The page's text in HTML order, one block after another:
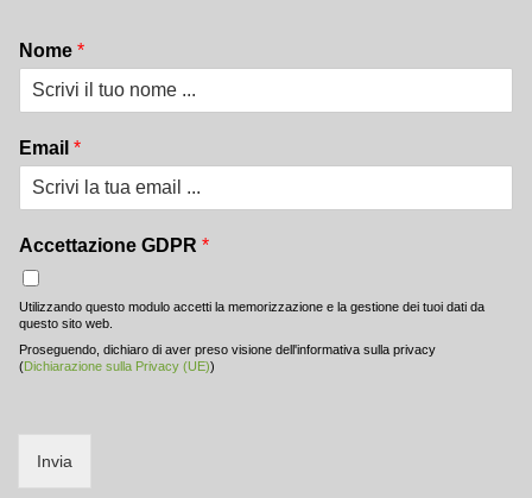
Nome *
Email *
Accettazione GDPR *
Utilizzando questo modulo accetti la memorizzazione e la gestione dei tuoi dati da
questo sito web.
Proseguendo, dichiaro di aver preso visione dell'informativa sulla privacy
(Dichiarazione sulla Privacy (UE))
Invia